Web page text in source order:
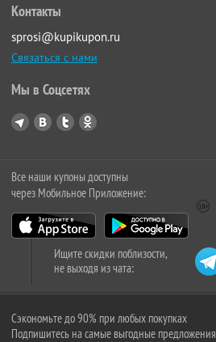
Контакты
sprosi@kupikupon.ru
Связаться с нами
Мы в Соцсетях
Все наши купоны доступны
через Мобильное Приложение:
Ищите скидки поблизости,
не выходя из чата:
Сэкономьте до 90% при любых покупках
Подпишитесь на самые выгодные предложения